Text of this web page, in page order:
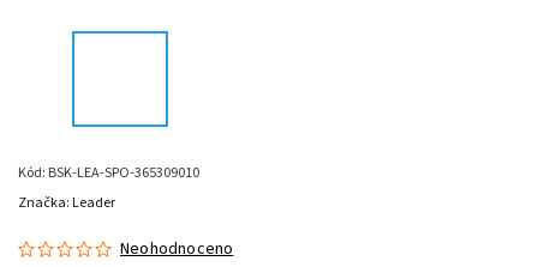
Kód: BSK-LEA-SPO-365309010
Neohodnoceno
Značka: Leader